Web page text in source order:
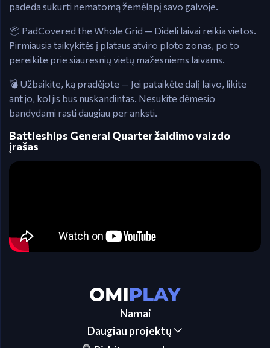
padeda sukurti nematomą žemėlapį savo galvoje.
📦 PadCovered the Whole Grid — Dideli laivai reikia vietos.
Pirmiausia taikykitės į plataus atviro ploto zonas, po to
pereikite prie siauresnių vietų mažesniems laivams.
💣 Užbaikite, ką pradėjote — Jei pataikėte dalį laivo, likite
ant jo, kol jis bus nuskandintas. Nesukite dėmesio
bandydami rasti daugiau per anksti.
Battleships General Quarter žaidimo vaizdo
įrašas
Namai
Daugiau projektų